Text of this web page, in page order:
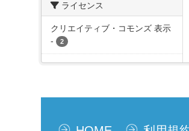
ライセンス
クリエイティブ・コモンズ 表示
-
2